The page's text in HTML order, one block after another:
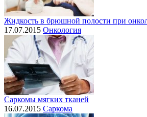
Жидкость в брюшной полости при
17.07.2015 Онкология
Саркомы мягких тканей
16.07.2015 Саркома